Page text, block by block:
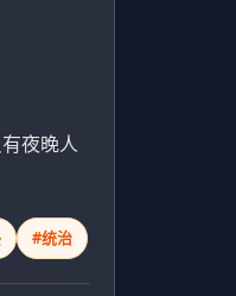
夜晚人
#统治